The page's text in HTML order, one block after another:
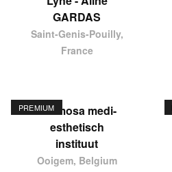
GARDAS
Saint-Genis-Pouilly,
France
PREMIUMHermosa medi-
esthetisch
instituut
Ooigem, Belgium